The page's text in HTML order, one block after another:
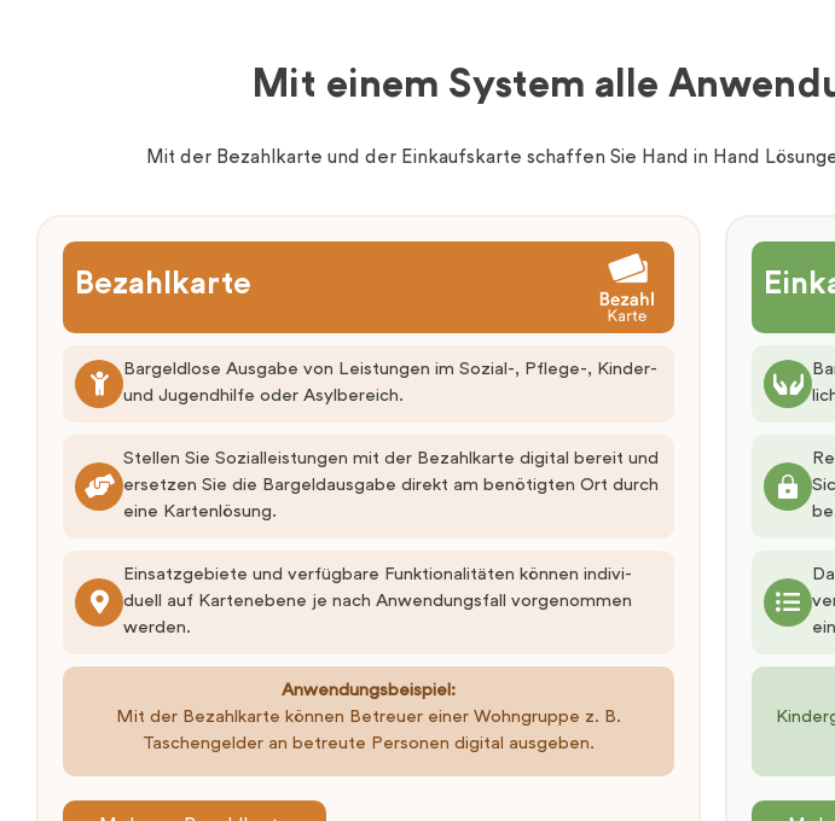
Mit einem System alle
Mit der Bezahlkarte und der Einkaufskarte schaffen Sie Hand in Hand
Bezahlkarte
Bargeldlose Ausgabe von Leistungen im Sozial-, Pflege-, Kinder-
und Jugendhilfe oder Asylbereich.
Stellen Sie Sozialleistungen mit der Bezahlkarte digital bereit und
ersetzen Sie die Bargeldausgabe direkt am benötigten Ort durch
eine Kartenlösung.
Einsatzgebiete und verfügbare Funktionalitäten können indivi­
duell auf Kartenebene je nach Anwendungsfall vorgenommen
werden.
Anwendungsbeispiel:
Mit der Bezahlkarte können Betreuer einer Wohngruppe z. B.
Taschengelder an betreute Personen digital ausgeben.